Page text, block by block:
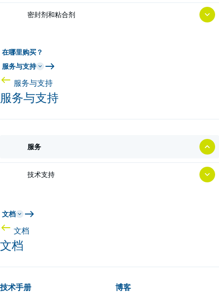
密封剂和粘合剂
在哪里购买？
服务与支持
服务与支持
服务与支持
服务
技术支持
文档
文档
文档
技术手册 博客